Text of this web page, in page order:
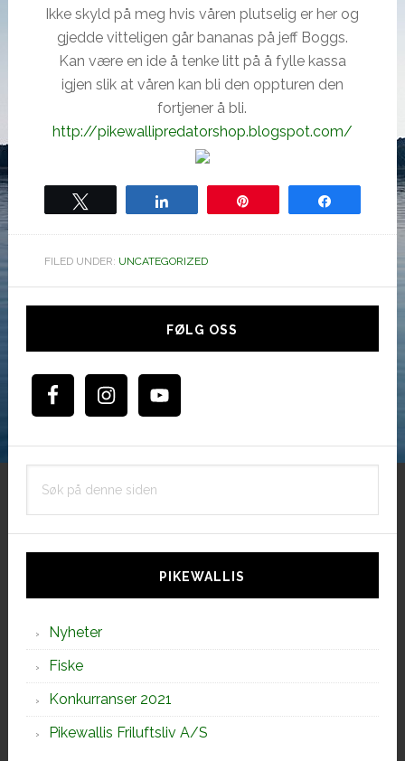
Ikke skyld på meg hvis våren plutselig er her og
gjedde vitteligen går bananas på jeff Boggs.
Kan være en ide å tenke litt på å fylle kassa
igjen slik at våren kan bli den oppturen den
fortjener å bli.
http://pikewallipredatorshop.blogspot.com/
FILED UNDER: UNCATEGORIZED
Hoved
FØLG OSS
PIKEWALLIS
Nyheter
Fiske
Konkurranser 2021
Pikewallis Friluftsliv A/S